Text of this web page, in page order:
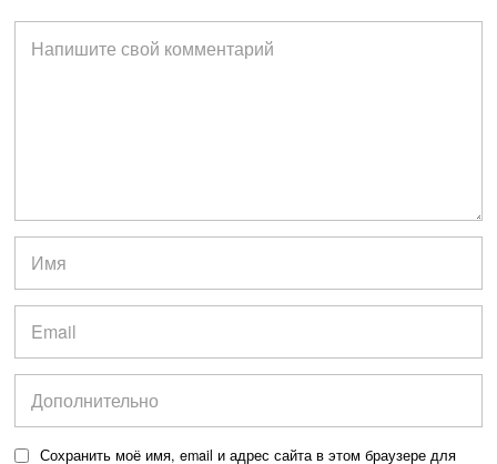
Сохранить моё имя, email и адрес сайта в этом браузере для